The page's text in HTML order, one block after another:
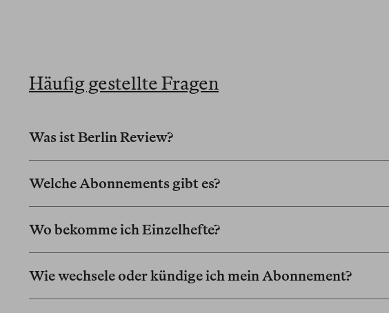
Häufig gestellte Fragen
Was ist Berlin Review?
Welche Abonnements gibt es?
Wo bekomme ich Einzelhefte?
Wie wechsele oder kündige ich mein Abonnement?